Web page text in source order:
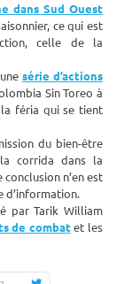
dans Sud Ouest
ce qui est
celle de la
unesérie d’actions
Sin Toreo à
féria qui se tient
du bien-être
corrida dans la
conclusion n’en est
d’information.
par Tarik William
de combatet les